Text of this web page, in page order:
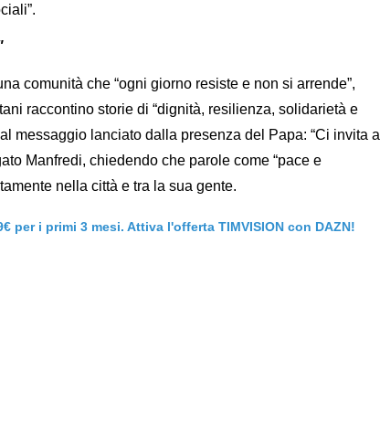
comunità che “ogni giorno resiste e non si arrende”,
raccontino storie di “dignità, resilienza, solidarietà e
messaggio lanciato dalla presenza del Papa: “Ci invita a
Manfredi, chiedendo che parole come “pace e
nella città e tra la sua gente.
per i primi 3 mesi. Attiva l'offerta TIMVISION con DAZN!